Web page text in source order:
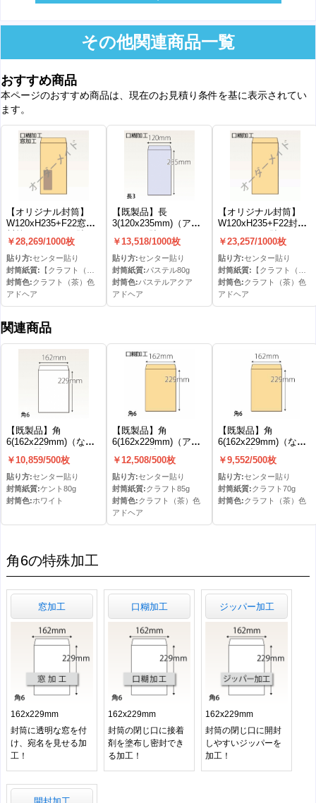
その他関連商品一覧
おすすめ商品
本ページのおすすめ商品は、現在のお見積り条件を基に表示されてい
ます。
【オリジナル封筒】
W120xH235+F22窓明
￥28,269/1000枚
貼り方:センター貼り
封筒紙質: 【クラフト（＝半晒クラフト）】
封筒色:クラフト（茶）色
アドヘア
【既製品】長
3(120x235mm)（アド
￥13,518/1000枚
貼り方:センター貼り
封筒紙質:パステル80g
封筒色:パステルアクア
アドヘア
【オリジナル封筒】
W120xH235+F22封筒
￥23,257/1000枚
貼り方:センター貼り
封筒紙質: 【クラフト（＝半晒クラフト）】
封筒色:クラフト（茶）色
アドヘア
関連商品
【既製品】角
6(162x229mm)（な
￥10,859/500枚
貼り方:センター貼り
封筒紙質:ケント80g
封筒色:ホワイト
【既製品】角
6(162x229mm)（アド
￥12,508/500枚
貼り方:センター貼り
封筒紙質:クラフト85g
封筒色:クラフト（茶）色
アドヘア
【既製品】角
6(162x229mm)（な
￥9,552/500枚
貼り方:センター貼り
封筒紙質:クラフト70g
封筒色:クラフト（茶）色
角6の特殊加工
窓加工
162x229mm
封筒に透明な窓を付
け、宛名を見せる加
工！
口糊加工
162x229mm
封筒の閉じ口に接着
剤を塗布し密封でき
る加工！
ジッパー加工
162x229mm
封筒の閉じ口に開封
しやすいジッパーを
加工！